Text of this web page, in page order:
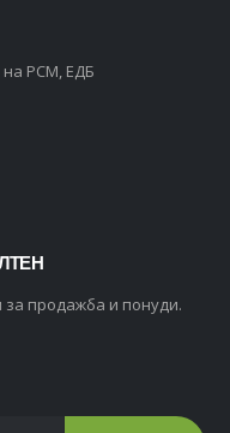
на РСМ, ЕДБ
за продажба и понуди.